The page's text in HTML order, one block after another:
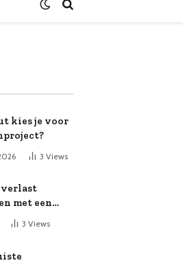
kies je voor
3 Views
met een
3 Views